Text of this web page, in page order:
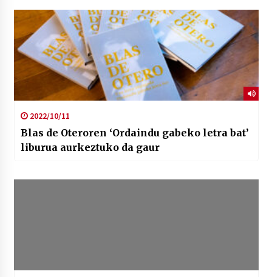
2022/10/11
Blas de Oteroren ‘Ordaindu gabeko letra bat’
liburua aurkeztuko da gaur